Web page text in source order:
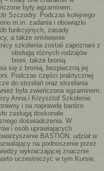
były egzaminem.
Szczodry. Podczas kolejnego
m.in. zadania i obowiązki
funkcyjnych, zasady
a także omówienie
szkolenia zostalizapoznani z
obsługą różnych rodzajów
broni, także bronią
się z bronią, bezpieczną jej
Podczas części praktycznej
do strzelań oraz strzelania
była zwieńczona egzaminem.
Anna i Krzysztof Szkolenie
i na naprawdę bardzo
zasługą doskonale
doświadczenia. W
i osób uprawiających
BASTION, udział w
na podnoszenie przez
wykraczającej znacznie
uczestniczyć w tym Kursie,